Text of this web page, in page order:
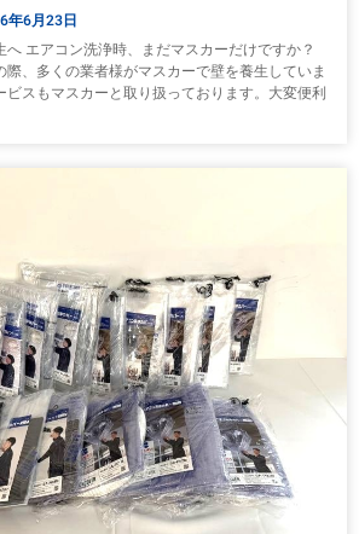
年6月23日
へ エアコン洗浄時、まだマスカーだけですか？
際、多くの業者様がマスカーで壁を養生していま
ビスもマスカーと取り扱っております。大変便利